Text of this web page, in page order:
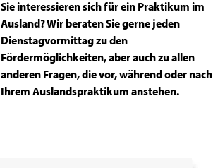
Sie interessieren sich für ein Praktikum im
Ausland? Wir beraten Sie gerne jeden
Dienstagvormittag zu den
Fördermöglichkeiten, aber auch zu allen
anderen Fragen, die vor, während oder nach
Ihrem Auslandspraktikum anstehen.